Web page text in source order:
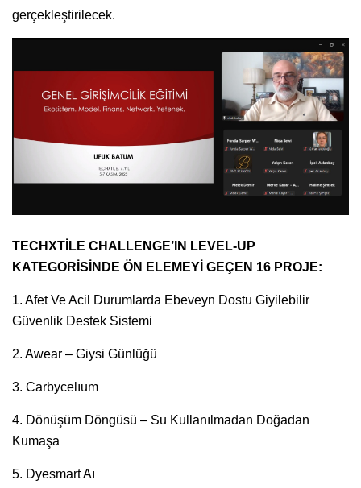
gerçekleştirilecek.
TECHXTİLE CHALLENGE’IN LEVEL-UP
KATEGORİSİNDE ÖN ELEMEYİ GEÇEN 16 PROJE:
1. Afet Ve Acil Durumlarda Ebeveyn Dostu Giyilebilir
Güvenlik Destek Sistemi
2. Awear – Giysi Günlüğü
3. Carbycelıum
4. Dönüşüm Döngüsü – Su Kullanılmadan Doğadan
Kumaşa
5. Dyesmart Aı